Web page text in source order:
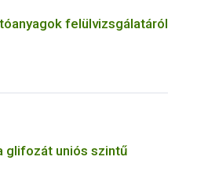
felülvizsgálatáról
glifozát uniós szintű